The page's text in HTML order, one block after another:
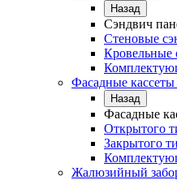
Назад
Сэндвич
Стеновые
Кровельные
Фасадные
Назад
Фасадные
Открытого
Закрытого
Жалюзийный